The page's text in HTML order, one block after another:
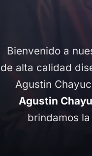
Bienvenido a
de alta calidad
Agustin
Agustin
brindamos